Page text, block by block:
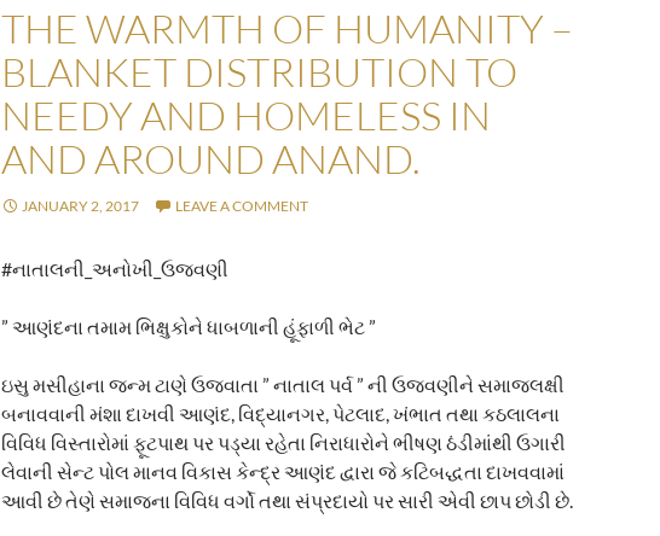
THE WARMTH OF HUMANITY –
BLANKET DISTRIBUTION TO
NEEDY AND HOMELESS IN
AND AROUND ANAND.
JANUARY 2, 2017 LEAVE A COMMENT
#નાતાલની_અનોખી_ઉજવણી
” આણંદના તમામ ભિક્ષુકોને ધાબળાની હૂંફાળી ભેટ ”
ઇસુ મસીહાના જન્મ ટાણે ઉજવાતા ” નાતાલ પર્વ ” ની ઉજવણીને સમાજલક્ષી
બનાવવાની મંશા દાખવી આણંદ, વિદ્યાનગર, પેટલાદ, ખંભાત તથા કઠલાલના
વિવિધ વિસ્તારોમાં ફૂટપાથ પર પડ્યા રહેતા નિરાધારોને ભીષણ ઠંડીમાંથી ઉગારી
લેવાની સેન્ટ પોલ માનવ વિકાસ કેન્દ્ર આણંદ દ્વારા જે કટિબદ્ધતા દાખવવામાં
આવી છે તેણે સમાજના વિવિધ વર્ગો તથા સંપ્રદાયો પર સારી એવી છાપ છોડી છે.